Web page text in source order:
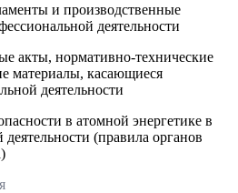
и производственные
деятельности
акты, нормативно-технические
материалы, касающиеся
деятельности
в атомной энергетике в
(правила органов